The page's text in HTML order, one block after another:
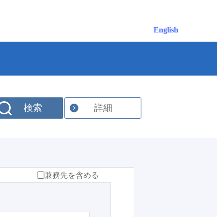
English
検索 詳細
兼務先を含める